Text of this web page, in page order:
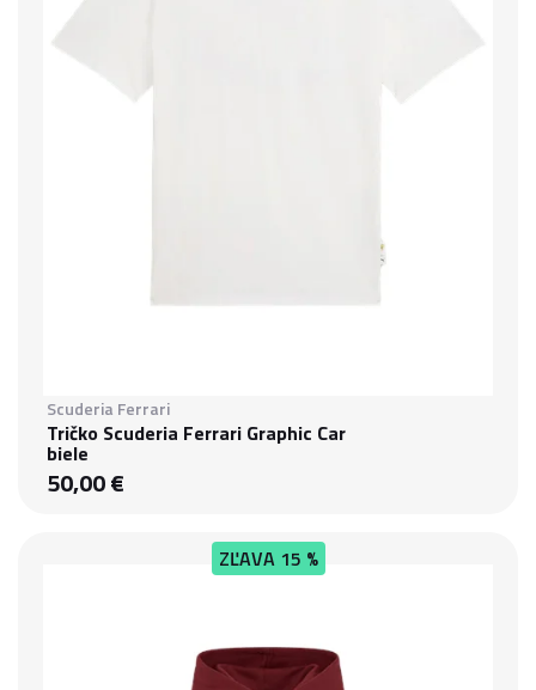
Scuderia Ferrari
Tričko Scuderia Ferrari Graphic Car
biele
50,00 €
ZĽAVA15 %